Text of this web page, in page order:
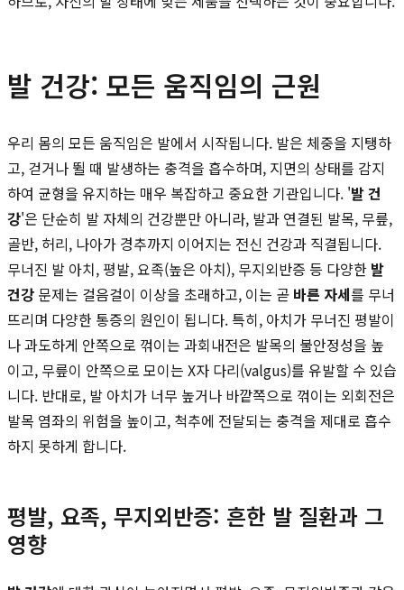
발 건강: 모든 움직임의 근원
우리 몸의 모든 움직임은 발에서 시작됩니다. 발은 체중을 지탱하
고, 걷거나 뛸 때 발생하는 충격을 흡수하며, 지면의 상태를 감지
하여 균형을 유지하는 매우 복잡하고 중요한 기관입니다. '발 건
강'은 단순히 발 자체의 건강뿐만 아니라, 발과 연결된 발목, 무릎,
골반, 허리, 나아가 경추까지 이어지는 전신 건강과 직결됩니다.
무너진 발 아치, 평발, 요족(높은 아치), 무지외반증 등 다양한 발
건강 문제는 걸음걸이 이상을 초래하고, 이는 곧 바른 자세를 무너
뜨리며 다양한 통증의 원인이 됩니다. 특히, 아치가 무너진 평발이
나 과도하게 안쪽으로 꺾이는 과회내전은 발목의 불안정성을 높
이고, 무릎이 안쪽으로 모이는 X자 다리(valgus)를 유발할 수 있습
니다. 반대로, 발 아치가 너무 높거나 바깥쪽으로 꺾이는 외회전은
발목 염좌의 위험을 높이고, 척추에 전달되는 충격을 제대로 흡수
하지 못하게 합니다.
평발, 요족, 무지외반증: 흔한 발 질환과 그
영향